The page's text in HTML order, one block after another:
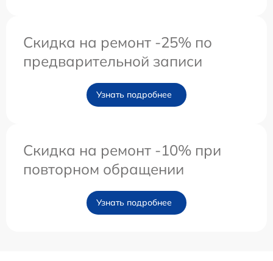
Скидка на ремонт -25% по
предварительной записи
Узнать подробнее
Скидка на ремонт -10% при
повторном обращении
Узнать подробнее